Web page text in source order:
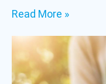
Read More »